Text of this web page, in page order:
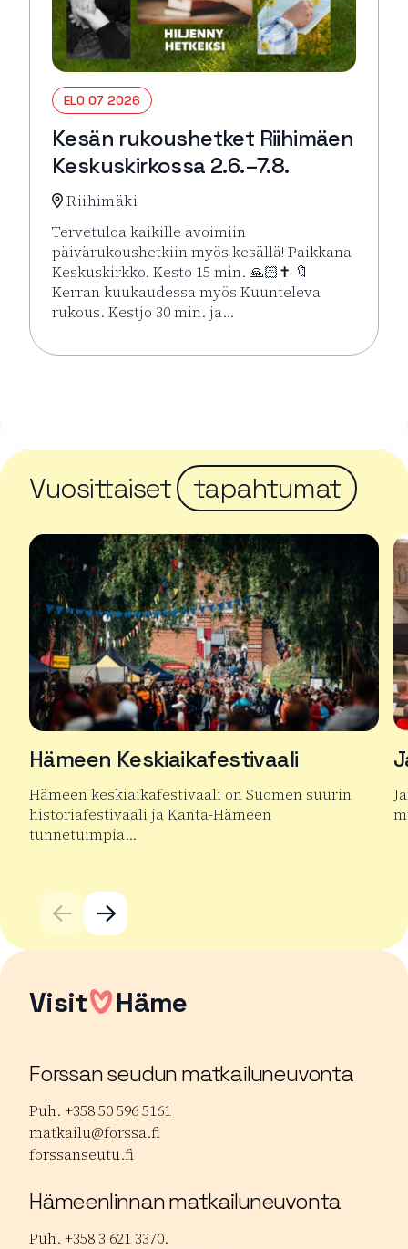
ELO 07 2026
Kesän rukoushetket Riihimäen
Keskuskirkossa 2.6.–7.8.
Riihimäki
Tervetuloa kaikille avoimiin
päivärukoushetkiin myös kesällä! Paikkana
Keskuskirkko. Kesto 15 min. 🙏🏻✝️ 🔖
Kerran kuukaudessa myös Kuunteleva
rukous. Kestjo 30 min. ja…
Lue lisää tapahtumasta Kesän rukoushetket
Vuosittaiset tapahtumat
Hämeen Keskiaikafestivaali
Hämeen keskiaikafestivaali on Suomen suurin
historiafestivaali ja Kanta-Hämeen
tunnetuimpia…
Visit Häme
Forssan seudun matkailuneuvonta
Puh. +358 50 596 5161
matkailu@forssa.fi
forssanseutu.fi
Hämeenlinnan matkailuneuvonta
Puh. +358 3 621 3370.